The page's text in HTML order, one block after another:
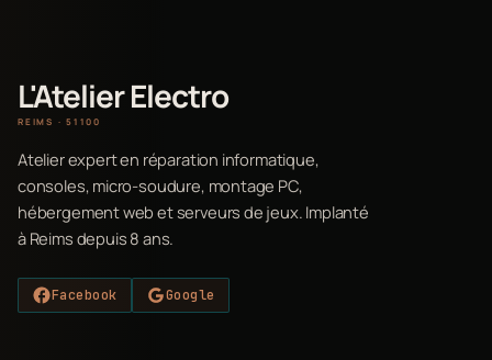
L'Atelier Electro
REIMS · 51100
Atelier expert en réparation informatique,
consoles, micro-soudure, montage PC,
hébergement web et serveurs de jeux. Implanté
à Reims depuis 8 ans.
Facebook Google